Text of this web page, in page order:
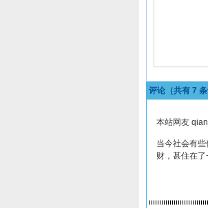
评论（共有 7
本站网友
当今社会有
财，甚住在